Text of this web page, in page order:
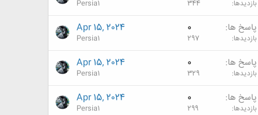
بازدیدها 344
Persia1
پاسخ ها 0
بازدیدها 297
Apr 15, 2024
Persia1
پاسخ ها 0
بازدیدها 329
Apr 15, 2024
Persia1
پاسخ ها 0
بازدیدها 299
Apr 15, 2024
Persia1